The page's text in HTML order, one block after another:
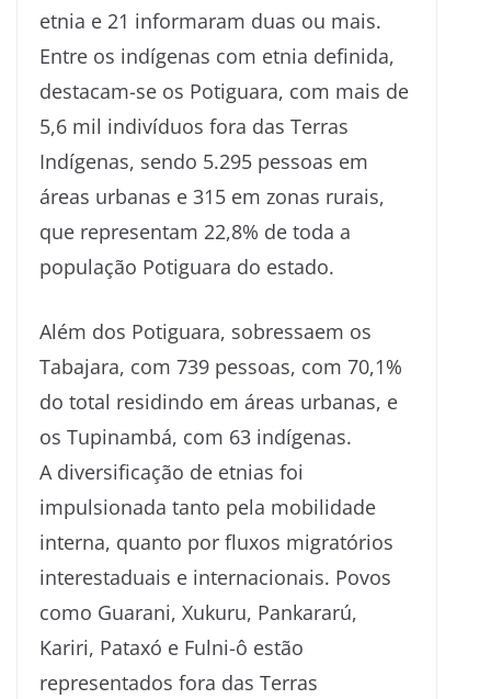
etnia e 21 informaram duas ou mais.
Entre os indígenas com etnia definida,
destacam-se os Potiguara, com mais de
5,6 mil indivíduos fora das Terras
Indígenas, sendo 5.295 pessoas em
áreas urbanas e 315 em zonas rurais,
que representam 22,8% de toda a
população Potiguara do estado.
Além dos Potiguara, sobressaem os
Tabajara, com 739 pessoas, com 70,1%
do total residindo em áreas urbanas, e
os Tupinambá, com 63 indígenas.
A diversificação de etnias foi
impulsionada tanto pela mobilidade
interna, quanto por fluxos migratórios
interestaduais e internacionais. Povos
como Guarani, Xukuru, Pankararú,
Kariri, Pataxó e Fulni-ô estão
representados fora das Terras